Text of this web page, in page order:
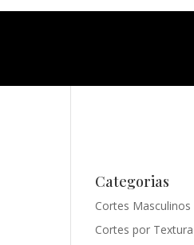
Categorias
Cortes Masculinos
Cortes por Textura